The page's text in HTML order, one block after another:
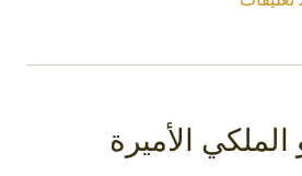
الأميرة